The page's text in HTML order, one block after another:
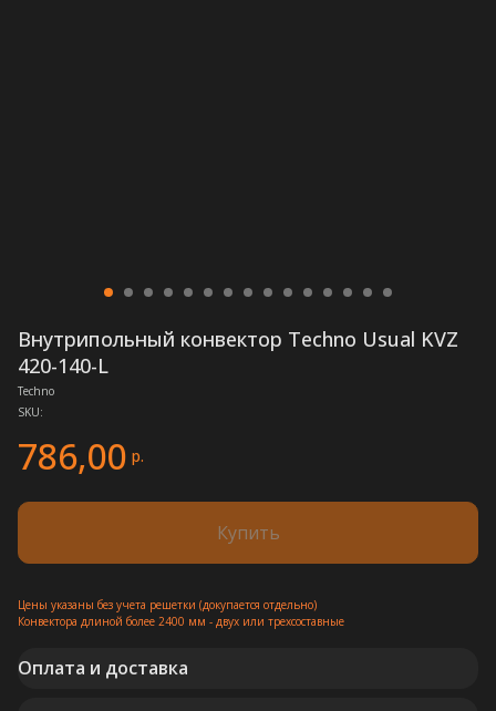
Внутрипольный конвектор Techno Usual KVZ
420-140-L
Techno
SKU:
786,00 р.
Купить
Цены указаны без учета решетки (докупается отдельно)
Конвектора длиной более 2400 мм - двух или трехсоставные
Оплата и доставка